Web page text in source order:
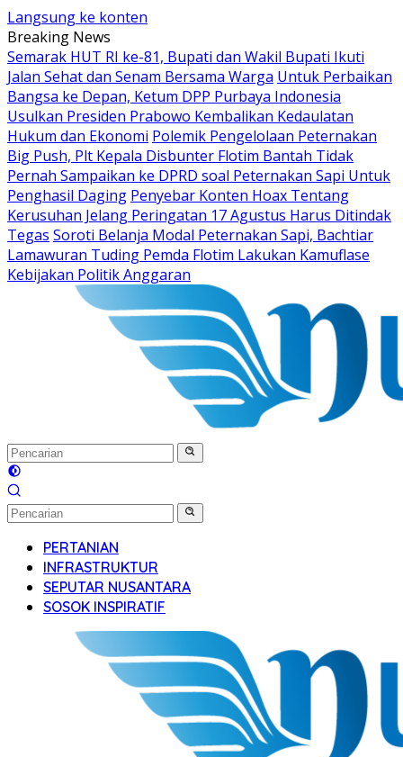
Langsung ke konten
Breaking News
Semarak HUT RI ke-81, Bupati dan Wakil Bupati Ikuti
Jalan Sehat dan Senam Bersama Warga Untuk Perbaikan
Bangsa ke Depan, Ketum DPP Purbaya Indonesia
Usulkan Presiden Prabowo Kembalikan Kedaulatan
Hukum dan Ekonomi Polemik Pengelolaan Peternakan
Big Push, Plt Kepala Disbunter Flotim Bantah Tidak
Pernah Sampaikan ke DPRD soal Peternakan Sapi Untuk
Penghasil Daging Penyebar Konten Hoax Tentang
Kerusuhan Jelang Peringatan 17 Agustus Harus Ditindak
Tegas Soroti Belanja Modal Peternakan Sapi, Bachtiar
Lamawuran Tuding Pemda Flotim Lakukan Kamuflase
Kebijakan Politik Anggaran
PERTANIAN
INFRASTRUKTUR
SEPUTAR NUSANTARA
SOSOK INSPIRATIF